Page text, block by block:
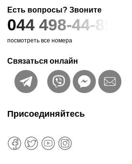
Есть вопросы? Звоните
044 498-44-89
посмотреть все номера
Связаться онлайн
Присоединяйтесь